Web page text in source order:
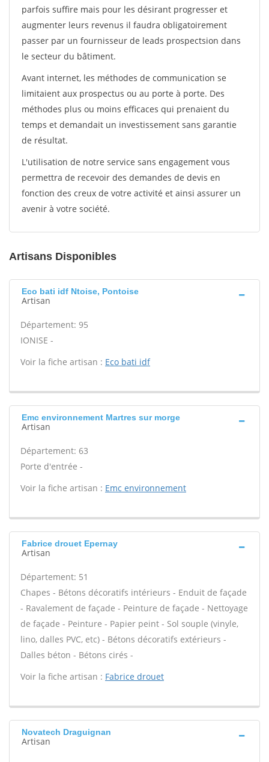
parfois suffire mais pour les désirant progresser et
augmenter leurs revenus il faudra obligatoirement
passer par un fournisseur de leads prospectsion dans
le secteur du bâtiment.
Avant internet, les méthodes de communication se
limitaient aux prospectus ou au porte à porte. Des
méthodes plus ou moins efficaces qui prenaient du
temps et demandait un investissement sans garantie
de résultat.
L'utilisation de notre service sans engagement vous
permettra de recevoir des demandes de devis en
fonction des creux de votre activité et ainsi assurer un
avenir à votre société.
Artisans Disponibles
Eco bati idf Ntoise, Pontoise
Artisan
Département: 95
IONISE -
Voir la fiche artisan : Eco bati idf
Emc environnement Martres sur morge
Artisan
Département: 63
Porte d'entrée -
Voir la fiche artisan : Emc environnement
Fabrice drouet Epernay
Artisan
Département: 51
Chapes - Bétons décoratifs intérieurs - Enduit de façade
- Ravalement de façade - Peinture de façade - Nettoyage
de façade - Peinture - Papier peint - Sol souple (vinyle,
lino, dalles PVC, etc) - Bétons décoratifs extérieurs -
Dalles béton - Bétons cirés -
Voir la fiche artisan : Fabrice drouet
Novatech Draguignan
Artisan